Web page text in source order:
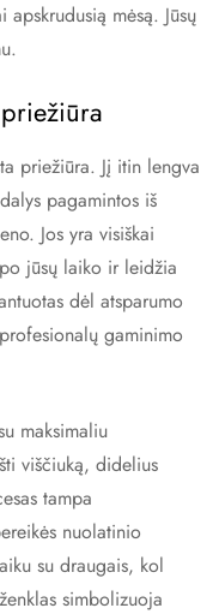
mėsą. Jūsų
priežiūra. Jį itin lengva
pagamintos iš
Jos yra visiškai
jūsų laiko ir leidžia
dėl atsparumo
gaminimo
maksimaliu
viščiuką, didelius
tampa
nuolatinio
su draugais, kol
simbolizuoja